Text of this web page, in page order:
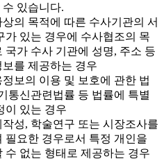
수 있습니다.
상의 목적에 따른 수사기관의 서
가 있는 경우에 수사협조의 목
국가 수사 기관에 성명, 주소 등
보를 제공하는 경우
정보의 이용 및 보호에 관한 법
통신관련법률 등 법률에 특별
이 있는 경우
작성, 학술연구 또는 시장조사를
필요한 경우로서 특정 개인을
수 없는 형태로 제공하는 경우